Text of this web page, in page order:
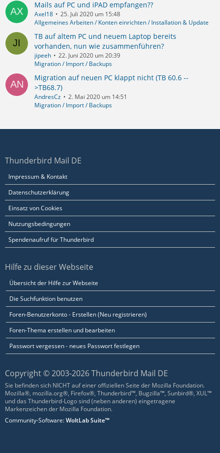
Mails auf PC und iPAD empfangen??
Axel18
25. Juli 2020 um 15:48
Allgemeines Arbeiten / Konten einrichten / Installation & Update
TB auf altem PC und neuem Laptop bereits
vorhanden, nun wie zusammenführen?
jipeeh
22. Juni 2020 um 20:39
Migration / Import / Backups
Migration auf neuen PC klappt nicht (TB 60.6 --
>TB68.7)
AndresCz
2. Mai 2020 um 14:51
Migration / Import / Backups
Thunderbird Mail DE
Impressum & Kontakt
Datenschutzerklärung
Einsatz von Cookies
Nutzungsbedingungen
Spendenaufruf für Thunderbird
Hilfe zu dieser Webseite
Übersicht der Hilfe zur Webseite
Die Suchfunktion benutzen
Foren-Benutzerkonto - Erstellen (Neu registrieren)
Foren-Thema erstellen und bearbeiten
Passwort vergessen - neues Passwort festlegen
Copyright © 2003-2026 Thunderbird Mail DE
Sie befinden sich NICHT auf einer offiziellen Seite der Mozilla Foundation.
Mozilla®, mozilla.org®, Firefox®, Thunderbird™, Bugzilla™, Sunbird®, XUL™
und das Thunderbird-Logo sind (neben anderen) eingetragene
Markenzeichen der Mozilla Foundation.
Community-Software:WoltLab Suite™